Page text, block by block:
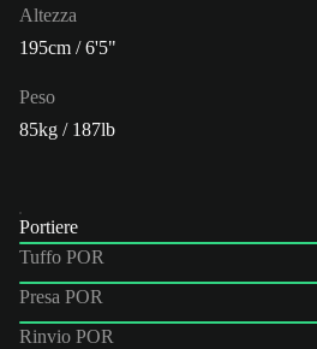
Altezza
195cm / 6'5"
Peso
85kg / 187lb
Portiere
Tuffo POR
Presa POR
Rinvio POR